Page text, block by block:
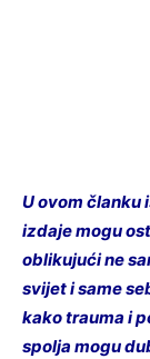
U ovom članku
izdaje mogu
oblikujući ne
svijet i same
kako trauma i
spolja mogu